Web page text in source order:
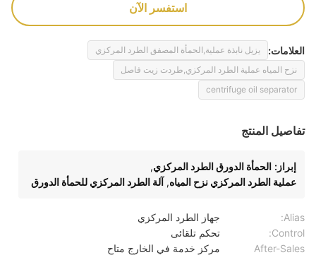
استفسر الآن
العلامات:
يزيل نابذة عملية,الحمأة المصفق الطرد المركزي
نزح المياه عملية الطرد المركزي,طردت زيت فاصل
centrifuge oil separator
تفاصيل المنتج
إبراز: الحمأة الدورق الطرد المركزي,
عملية الطرد المركزي نزح المياه, آلة الطرد المركزي للحمأة الدورق
Alias:
جهاز الطرد المركزي
Control:
تحكم تلقائى
After-Sales
مركز خدمة في الخارج متاح